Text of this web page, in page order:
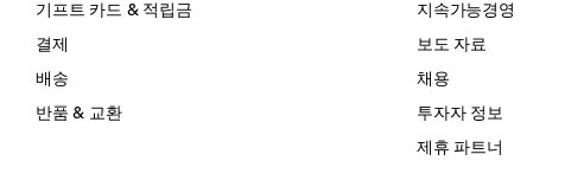
기프트 카드 & 적립금
결제
배송
반품 & 교환
지속가능경영
보도 자료
채용
투자자 정보
제휴 파트너